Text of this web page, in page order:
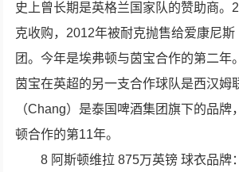
史上曾长期是英格兰国家队的赞助商。
克收购，2012年被耐克抛售给爱康尼
团。今年是埃弗顿与茵宝合作的第二年
茵宝在英超的另一支合作球队是西汉姆
（Chang）是泰国啤酒集团旗下的品牌
顿合作的第11年。
8 阿斯顿维拉 875万英镑 球衣品牌